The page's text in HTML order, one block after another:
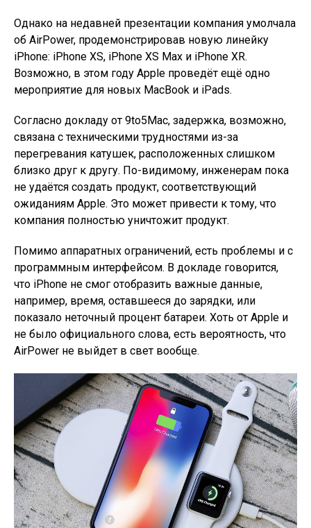
Однако на недавней презентации компания умолчала
об AirPower, продемонстрировав новую линейку
iPhone: iPhone XS, iPhone XS Max и iPhone XR.
Возможно, в этом году Apple проведёт ещё одно
мероприятие для новых MacBook и iPads.
Согласно докладу от 9to5Mac, задержка, возможно,
связана с техническими трудностями из-за
перегревания катушек, расположенных слишком
близко друг к другу. По-видимому, инженерам пока
не удаётся создать продукт, соответствующий
ожиданиям Apple. Это может привести к тому, что
компания полностью уничтожит продукт.
Помимо аппаратных ограничений, есть проблемы и с
программным интерфейсом. В докладе говорится,
что iPhone не смог отобразить важные данные,
например, время, оставшееся до зарядки, или
показало неточный процент батареи. Хоть от Apple и
не было официального слова, есть вероятность, что
AirPower не выйдет в свет вообще.